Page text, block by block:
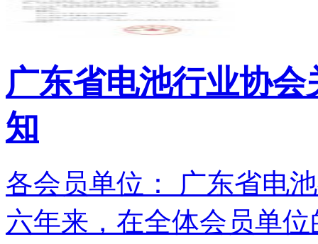
广东省电池行业协
知
各会员单位： 广东省电
六年来，在全体会员单